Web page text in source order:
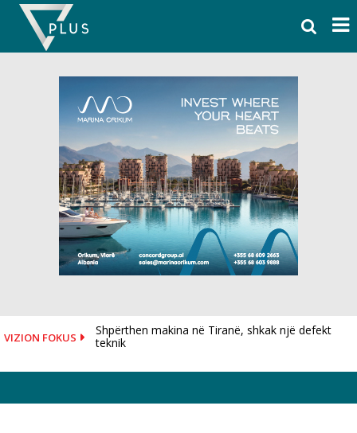
Skip
content
VIZION FOKUS
Shpërthen makina në Tiranë, shkak një defekt
teknik